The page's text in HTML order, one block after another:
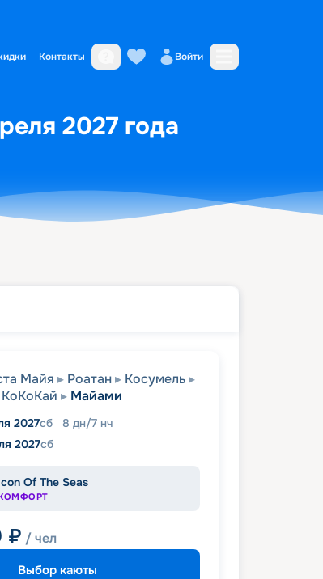
Контакты Войти
2027 года
Майя Роатан
Косумель
Майами
2027сб 8 дн/7 нч
2027сб
Of The Seas
₽ / чел
Выбор каюты